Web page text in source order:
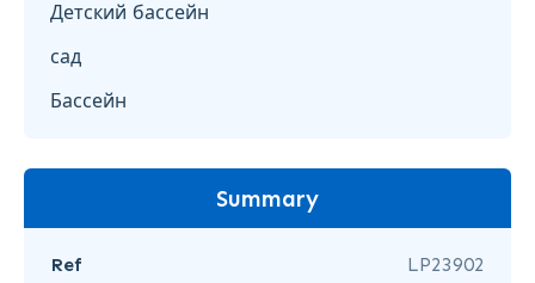
Детский бассейн
сад
Бассейн
Summary
Ref
LP23902